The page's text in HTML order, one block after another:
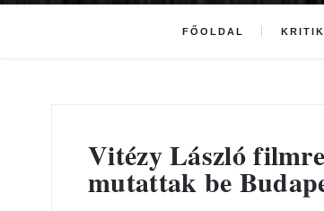
FŐOLDAL
Vitézy László
mutattak be